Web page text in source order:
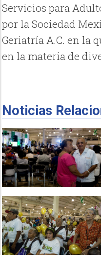
Servicios para
por la Sociedad
Geriatría A.C. en la
en la materia de
Noticias